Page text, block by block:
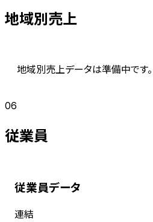
地域別売上
地域別売上データは準備中です。
06
従業員
従業員データ
連結